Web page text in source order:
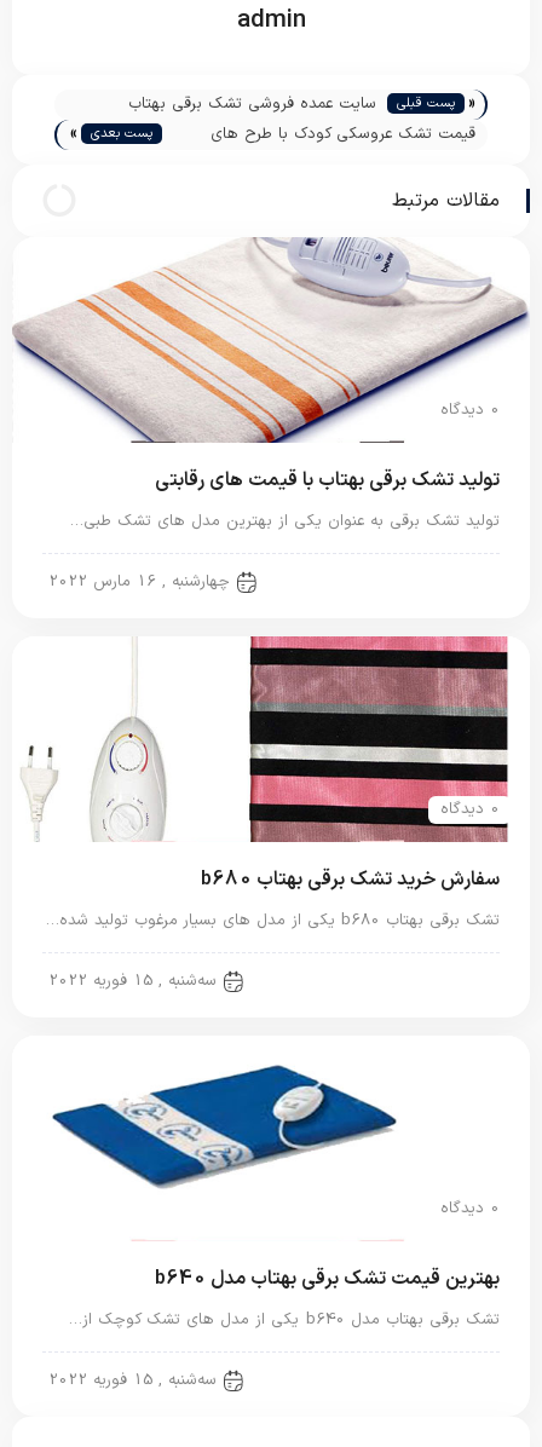
admin
« پست قبلی
سایت عمده فروشی تشک برقی بهتاب
قیمت تشک عروسکی کودک با طرح های
پست بعدی »
مقالات مرتبط
0 دیدگاه
تولید تشک برقی بهتاب با قیمت های رقابتی
تولید تشک برقی به عنوان یکی از بهترین مدل های تشک طبی…
چهارشنبه , 16 مارس 2022
0 دیدگاه
سفارش خرید تشک برقی بهتاب b680
تشک برقی بهتاب b680 یکی از مدل های بسیار مرغوب تولید شده…
سه‌شنبه , 15 فوریه 2022
0 دیدگاه
بهترین قیمت تشک برقی بهتاب مدل b640
تشک برقی بهتاب مدل b640 یکی از مدل های تشک کوچک از…
سه‌شنبه , 15 فوریه 2022